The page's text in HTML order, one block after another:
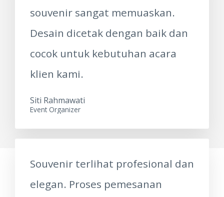
souvenir sangat memuaskan.
Desain dicetak dengan baik dan
cocok untuk kebutuhan acara
klien kami.
Siti Rahmawati
Event Organizer
Souvenir terlihat profesional dan
elegan. Proses pemesanan